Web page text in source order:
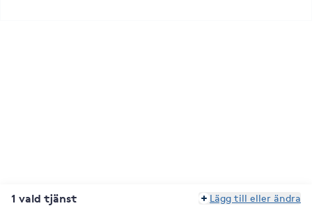
1 vald tjänst Lägg till eller ändra